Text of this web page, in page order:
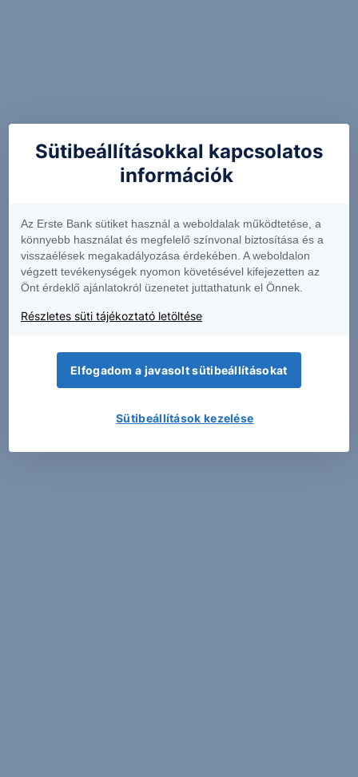
Sütibeállításokkal kapcsolatos
információk
Az Erste Bank sütiket használ a weboldalak működtetése, a
könnyebb használat és megfelelő színvonal biztosítása és a
visszaélések megakadályozása érdekében. A weboldalon
végzett tevékenységek nyomon követésével kifejezetten az
Önt érdeklő ajánlatokról üzenetet juttathatunk el Önnek.
Részletes süti tájékoztató letöltése
Elfogadom a javasolt sütibeállításokat
Sütibeállítások kezelése